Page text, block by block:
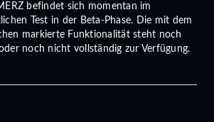
befindet sich momentan im
Test in der Beta-Phase. Die mit dem
markierte Funktionalität steht noch
noch nicht vollständig zur Verfügung.